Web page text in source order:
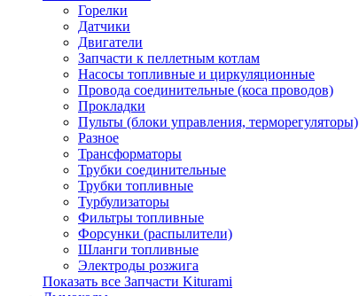
Горелки
Датчики
Двигатели
Запчасти к пеллетным котлам
Насосы топливные и циркуляционные
Провода соединительные (коса проводов)
Прокладки
Пульты (блоки управления, терморегуляторы)
Разное
Трансформаторы
Трубки соединительные
Трубки топливные
Турбулизаторы
Фильтры топливные
Форсунки (распылители)
Шланги топливные
Электроды розжига
Показать все Запчасти Kiturami